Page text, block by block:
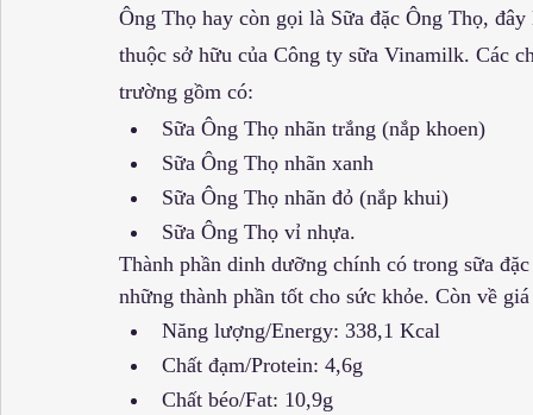
Ông Thọ hay còn gọi là Sữa đặc Ông Thọ,
thuộc sở hữu của Công ty sữa Vinamilk. Các
trường gồm có:
Sữa Ông Thọ nhãn trắng (nắp khoen)
Sữa Ông Thọ nhãn xanh
Sữa Ông Thọ nhãn đỏ (nắp khui)
Sữa Ông Thọ vỉ nhựa.
Thành phần dinh dưỡng chính có trong sữa
những thành phần tốt cho sức khỏe. Còn về
Năng lượng/Energy: 338,1 Kcal
Chất đạm/Protein: 4,6g
Chất béo/Fat: 10,9g